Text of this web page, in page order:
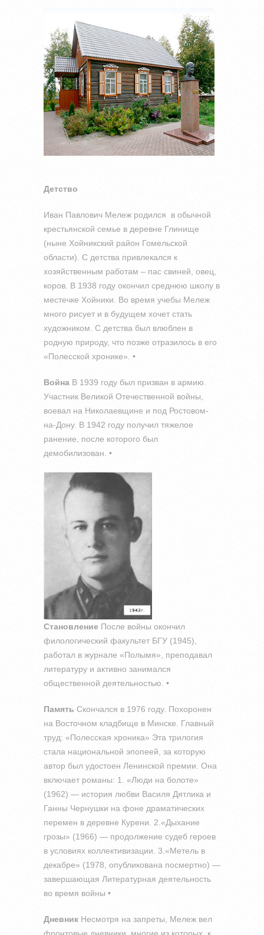
Детство
Иван Павлович Мележ родился в обычной
крестьянской семье в деревне Глинище
(ныне Хойникский район Гомельской
области). С детства привлекался к
хозяйственным работам – пас свиней, овец,
коров. В 1938 году окончил среднюю школу в
местечке Хойники. Во время учебы Мележ
много рисует и в будущем хочет стать
художником. С детства был влюблен в
родную природу, что позже отразилось в его
«Полесской хронике». •
Война В 1939 году был призван в армию.
Участник Великой Отечественной войны,
воевал на Николаевщине и под Ростовом-
на-Дону. В 1942 году получил тяжелое
ранение, после которого был
демобилизован. •
Становление После войны окончил
филологический факультет БГУ (1945),
работал в журнале «Полымя», преподавал
литературу и активно занимался
общественной деятельностью. •
Память Скончался в 1976 году. Похоронен
на Восточном кладбище в Минске. Главный
труд: «Полесская хроника» Эта трилогия
стала национальной эпопеей, за которую
автор был удостоен Ленинской премии. Она
включает романы: 1. «Люди на болоте»
(1962) — история любви Василя Дятлика и
Ганны Чернушки на фоне драматических
перемен в деревне Курени. 2.«Дыхание
грозы» (1966) — продолжение судеб героев
в условиях коллективизации. 3.«Метель в
декабре» (1978, опубликована посмертно) —
завершающая Литературная деятельность
во время войны •
Дневник Несмотря на запреты, Мележ вел